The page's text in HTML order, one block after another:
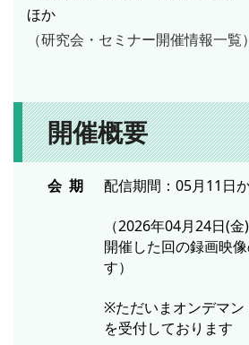
ほか
（研究会・セミナー開催情報一覧）
開催概要
会 期 配信期間：05月11日
（2026年04月24日(
開催した回の録画映
す）
※ただいまオンデマン
を受付しております